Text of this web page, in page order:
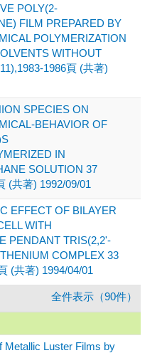
POLY(2-
FILM PREPARED BY
POLYMERIZATION
WITHOUT
1986頁 (共著)
SPECIES ON
BEHAVIOR OF
IN
SOLUTION 37
(共著) 1992/09/01
EFFECT OF BILAYER
WITH
PENDANT TRIS(2,2'-
COMPLEX 33
(共著) 1994/04/01
全件表示（90件）
Metallic Luster Films by